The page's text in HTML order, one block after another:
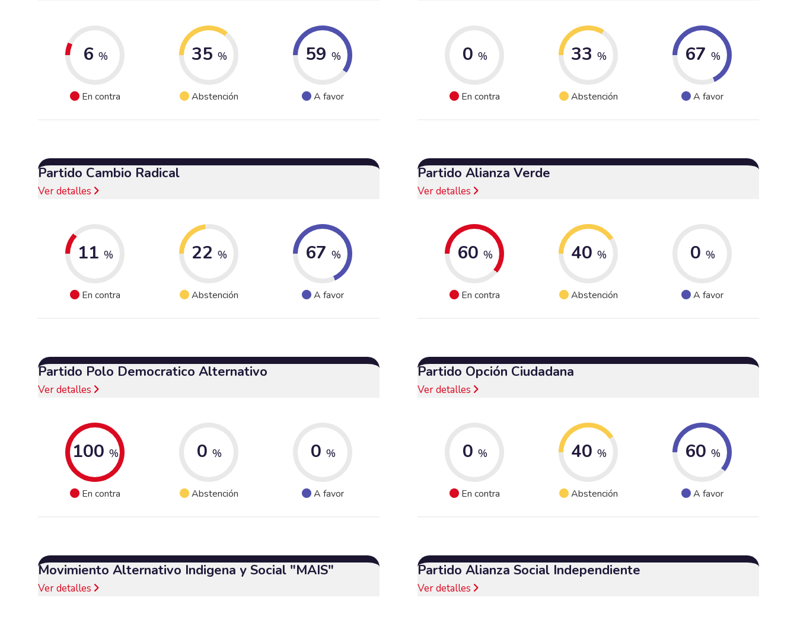
6 %
En contra
35 %
Abstención
59 %
A favor
0 %
En contra
33 %
Abstención
67 %
A favor
Partido Cambio Radical
Ver detalles
11 %
En contra
22 %
Abstención
67 %
A favor
Partido Alianza Verde
Ver detalles
60 %
En contra
40 %
Abstención
0 %
A favor
Partido Polo Democratico Alternativo
Ver detalles
100 %
En contra
0 %
Abstención
0 %
A favor
Partido Opción Ciudadana
Ver detalles
0 %
En contra
40 %
Abstención
60 %
A favor
Movimiento Alternativo Indigena y Social "MAIS"
Ver detalles
Partido Alianza Social Independiente
Ver detalles